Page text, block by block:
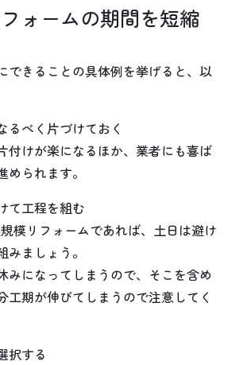
ォームの期間を短縮
できることの具体例を挙げると、以
るべく片づけておく
付けが楽になるほか、業者にも喜ば
られます。
て工程を組む
模リフォームであれば、土日は避け
ましょう。
みになってしまうので、そこを含め
工期が伸びてしまうので注意してく
択する